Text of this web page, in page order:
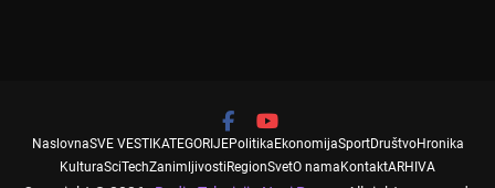
NaslovnaSVE VESTI KATEGORIJEPolitika EkonomijaSportDruštvoHronika
KulturaSciTechZanimljivosti RegionSvetO nama KontaktARHIVA